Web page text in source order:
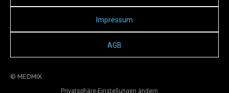
Impressum
AGB
© MEDMIX
Privatsphäre-Einstellungen ändern